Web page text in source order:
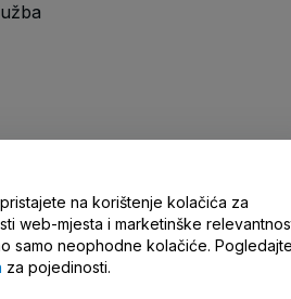
kontaktirajte nas
na korištenje kolačića za
web-mjesta i marketinške
samo neophodne kolačiće.
za pojedinosti.